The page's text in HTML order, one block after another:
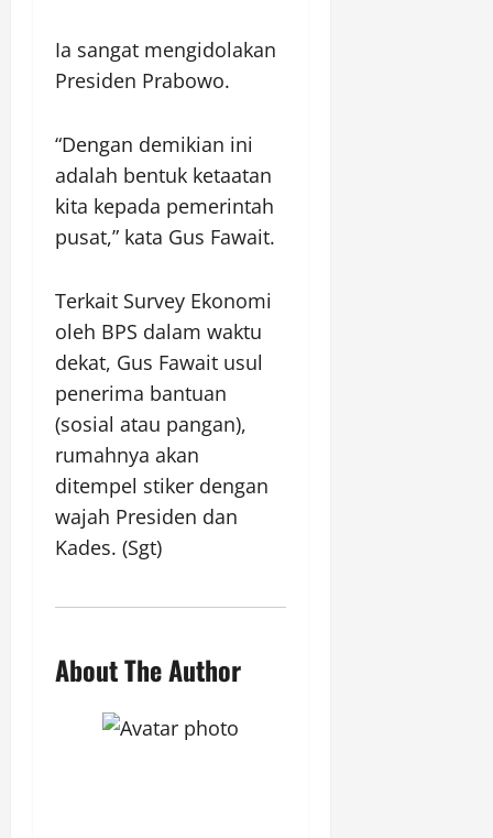
Ia sangat mengidolakan
Presiden Prabowo.
“Dengan demikian ini
adalah bentuk ketaatan
kita kepada pemerintah
pusat,” kata Gus Fawait.
Terkait Survey Ekonomi
oleh BPS dalam waktu
dekat, Gus Fawait usul
penerima bantuan
(sosial atau pangan),
rumahnya akan
ditempel stiker dengan
wajah Presiden dan
Kades. (Sgt)
About The Author